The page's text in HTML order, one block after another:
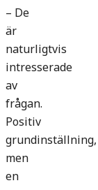
– De
är
naturligtvis
intresserade
av
frågan.
Positiv
grundinställning,
men
en